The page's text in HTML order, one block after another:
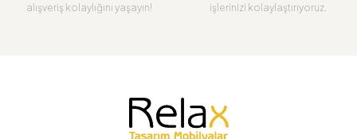
alışveriş kolaylığını yaşayın!
işlerinizi kolaylaştırıyoruz.